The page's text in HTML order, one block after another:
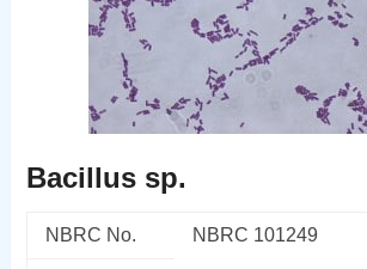
Bacillus sp.
NBRC No. NBRC 101249